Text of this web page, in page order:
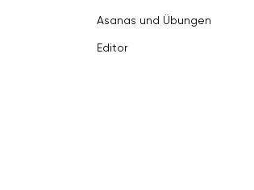
Asanas und Übungen
Editor